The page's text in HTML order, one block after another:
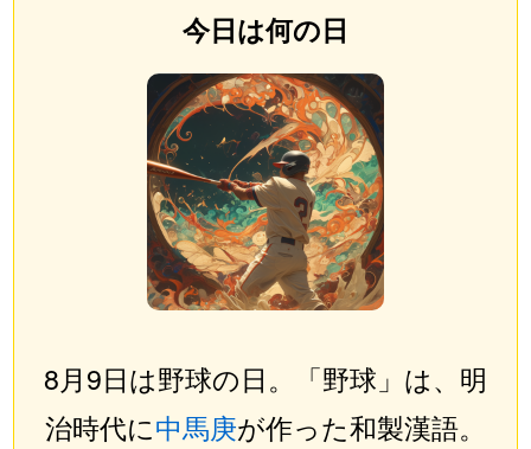
今日は何の日
8月9日は野球の日。「野球」は、明
治時代に中馬庚が作った和製漢語。